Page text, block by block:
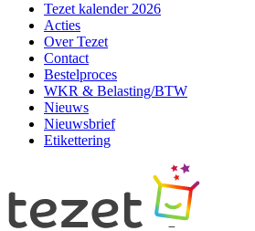
Tezet kalender 2026
Acties
Over Tezet
Contact
Bestelproces
WKR & Belasting/BTW
Nieuws
Nieuwsbrief
Etikettering